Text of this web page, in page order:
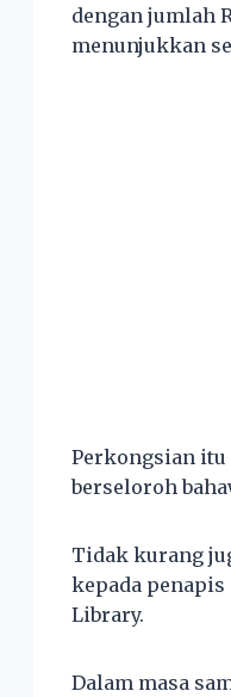
dengan jumlah
menunjukkan
Perkongsian itu
berseloroh
Tidak kurang
kepada
Library.
Dalam masa